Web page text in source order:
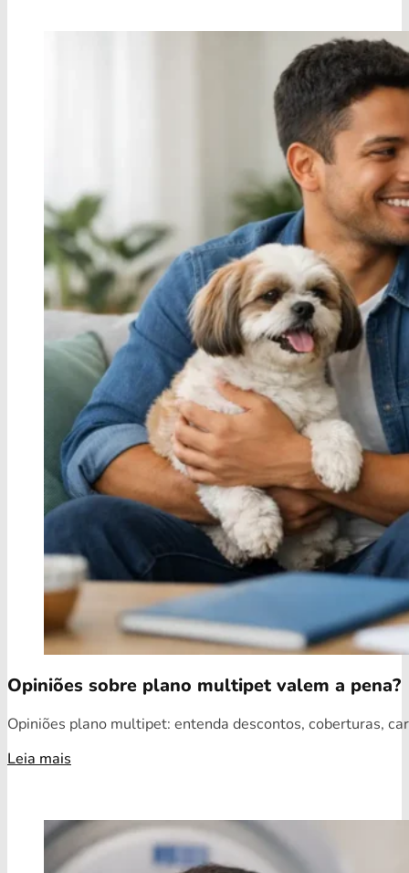
Opiniões sobre plano multipet valem a pena?
Opiniões plano multipet: entenda descontos, coberturas,
Leia mais